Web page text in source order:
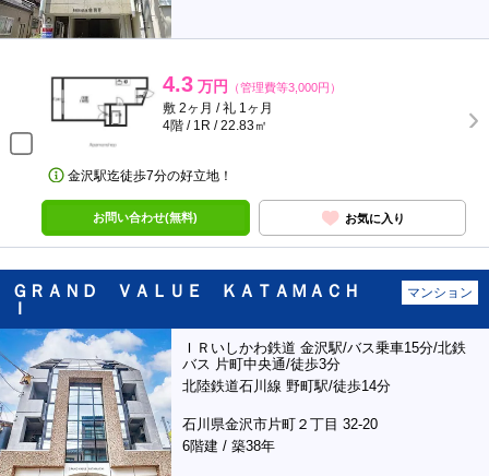
4.3 万円 （管理費等3,000円）
敷 2ヶ月 / 礼 1ヶ月
4階 / 1R / 22.83㎡
金沢駅迄徒歩7分の好立地！
お問い合わせ(無料) お気に入り
ＧＲＡＮＤ ＶＡＬＵＥ ＫＡＴＡＭＡＣＨ
Ｉ
マンション
ＩＲいしかわ鉄道 金沢駅/バス乗車15分/北鉄
バス 片町中央通/徒歩3分
北陸鉄道石川線 野町駅/徒歩14分
石川県金沢市片町２丁目 32-20
6階建 / 築38年